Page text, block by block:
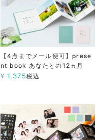
【4点までメール便可】prese
nt book あなたとの12ヵ月
¥ 1,375税込